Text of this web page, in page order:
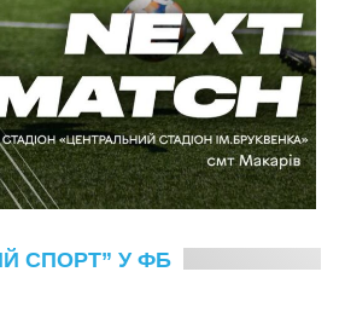
СПОРТ” У ФБ